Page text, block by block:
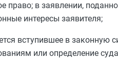
право; в заявлении,
интересы заявителя;
вступившее в законную
или определение